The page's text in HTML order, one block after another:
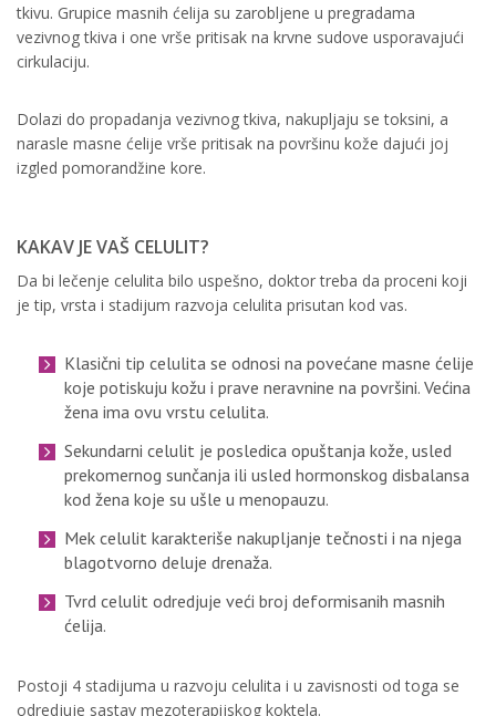
tkivu. Grupice masnih ćelija su zarobljene u pregradama
vezivnog tkiva i one vrše pritisak na krvne sudove usporavajući
cirkulaciju.
Dolazi do propadanja vezivnog tkiva, nakupljaju se toksini, a
narasle masne ćelije vrše pritisak na površinu kože dajući joj
izgled pomorandžine kore.
KAKAV JE VAŠ CELULIT?
Da bi lečenje celulita bilo uspešno, doktor treba da proceni koji
je tip, vrsta i stadijum razvoja celulita prisutan kod vas.
Klasični tip celulita se odnosi na povećane masne ćelije
koje potiskuju kožu i prave neravnine na površini. Većina
žena ima ovu vrstu celulita.
Sekundarni celulit je posledica opuštanja kože, usled
prekomernog sunčanja ili usled hormonskog disbalansa
kod žena koje su ušle u menopauzu.
Mek celulit karakteriše nakupljanje tečnosti i na njega
blagotvorno deluje drenaža.
Tvrd celulit odredjuje veći broj deformisanih masnih
ćelija.
Postoji 4 stadijuma u razvoju celulita i u zavisnosti od toga se
odredjuje sastav mezoterapijskog koktela.